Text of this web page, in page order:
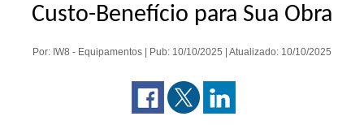
Custo-Benefício para Sua Obra
Por: IW8 - Equipamentos | Pub: 10/10/2025 | Atualizado: 10/10/2025